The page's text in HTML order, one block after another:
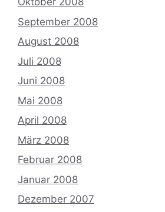
September 2008
August 2008
Juli 2008
Juni 2008
Mai 2008
April 2008
März 2008
Februar 2008
Januar 2008
Dezember 2007